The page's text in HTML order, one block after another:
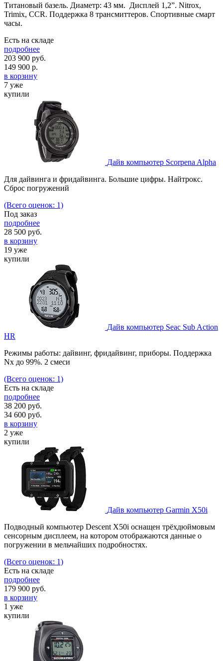
Титановый базель. Диаметр: 43 мм. Дисплей 1,2”. Nitrox,
Trimix, CCR. Поддержка 8 трансмиттеров. Спортивные смарт
часы.
Есть на складе
подробнее
203 900 руб.
149 900 р.
в корзину
7 уже
купили
Дайв компьютер Scorpena Alpha
Для дайвинга и фридайвинга. Большие цифры. Найтрокс.
Сброс погружений
(Всего оценок: 1)
Под заказ
подробнее
28 500 руб.
в корзину
19 уже
купили
Дайв компьютер Seac Sub Action
HR
Режимы работы: дайвинг, фридайвинг, приборы. Поддержка
Nx до 99%. 2 смеси
(Всего оценок: 1)
Есть на складе
подробнее
38 200 руб.
34 600 руб.
в корзину
2 уже
купили
Дайв компьютер Garmin X50i
Подводный компьютер Descent X50i оснащен трёхдюймовым
сенсорным дисплеем, на котором отображаются данные о
погружении в мельчайших подробностях.
(Всего оценок: 1)
Есть на складе
подробнее
179 900 руб.
в корзину
1 уже
купили